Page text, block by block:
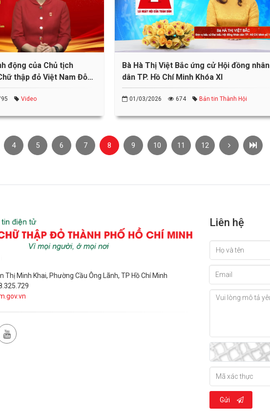
động của Chủ tịch
thập đỏ Việt Nam Đỗ
Video
Bà Hà Thị Việt Bắc ứng cử Hội đồng nhân
dân TP. Hồ Chí Minh Khóa XI
01/03/2026 674 Bản tin Thành Hội
4 5 6 7 8 9 10 11 12
Thị Minh Khai, Phường Cầu Ông Lãnh, TP Hồ Chí Minh
Liên hệ
Gửi